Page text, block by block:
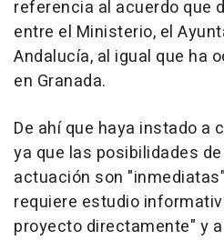
referencia al acuerdo que
entre el Ministerio, el
Andalucía, al igual que ha
en Granada.
De ahí que haya instado a
ya que las posibilidades
actuación son
requiere estudio
proyecto directamente" y